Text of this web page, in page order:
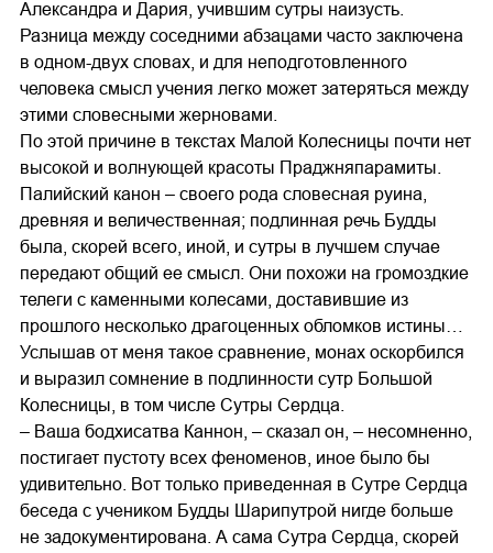
Александра и Дария, учившим сутры наизусть.
Разница между соседними абзацами часто заключена
в одном-двух словах, и для неподготовленного
человека смысл учения легко может затеряться между
этими словесными жерновами.
По этой причине в текстах Малой Колесницы почти нет
высокой и волнующей красоты Праджняпарамиты.
Палийский канон – своего рода словесная руина,
древняя и величественная; подлинная речь Будды
была, скорей всего, иной, и сутры в лучшем случае
передают общий ее смысл. Они похожи на громоздкие
телеги с каменными колесами, доставившие из
прошлого несколько драгоценных обломков истины…
Услышав от меня такое сравнение, монах оскорбился
и выразил сомнение в подлинности сутр Большой
Колесницы, в том числе Сутры Сердца.
– Ваша бодхисатва Каннон, – сказал он, – несомненно,
постигает пустоту всех феноменов, иное было бы
удивительно. Вот только приведенная в Сутре Сердца
беседа с учеником Будды Шарипутрой нигде больше
не задокументирована. А сама Сутра Сердца, скорей